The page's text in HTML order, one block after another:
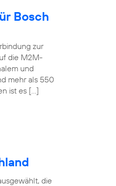
Bosch
zur
die M2M-
und
mehr als 550
ist es […]
die